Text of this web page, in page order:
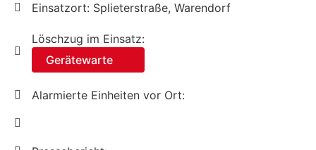
Einsatzort: Splieterstraße, Warendorf
Löschzug im Einsatz:
Gerätewarte
Alarmierte Einheiten vor Ort: